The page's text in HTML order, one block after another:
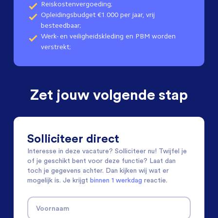
Reiskostenvergoeding;
Opleidingsbudget €1.000 per jaar, vrij
besteedbaar;
Werk- en veiligheidskleding en PBM worden
verstrekt;
Zet jouw volgende stap
Solliciteer direct
Interesse in deze vacature? Solliciteer nu! Twijfel je
of je geschikt bent voor deze functie? Laat dan
toch je gegevens achter. Dan kijken wij wat er
mogelijk is. Je krijgt binnen 1 werkdag reactie.
Voornaam